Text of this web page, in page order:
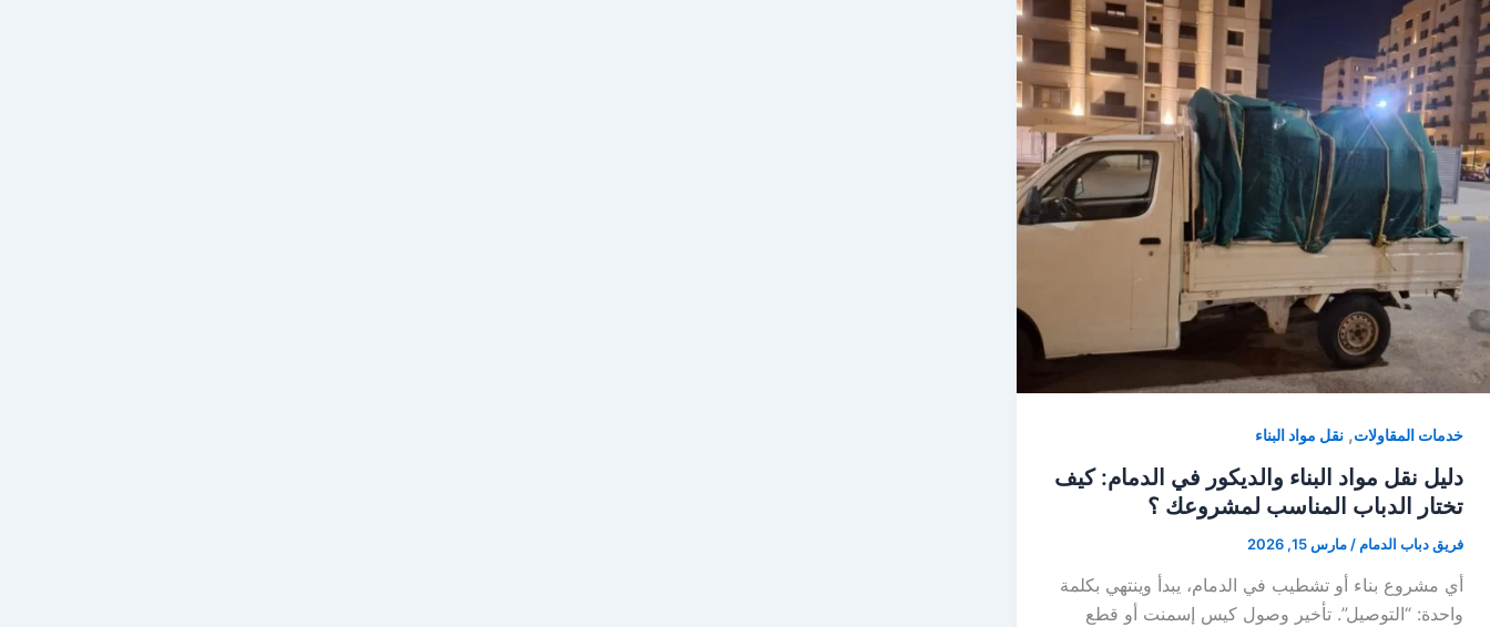
خدمات المقاولات, نقل مواد البناء
دليل نقل مواد البناء والديكور في الدمام: كيف
تختار الدباب المناسب لمشروعك ؟
فريق دباب الدمام / مارس 15, 2026
أي مشروع بناء أو تشطيب في الدمام، يبدأ وينتهي بكلمة
واحدة: “التوصيل”. تأخير وصول كيس إسمنت أو قطع